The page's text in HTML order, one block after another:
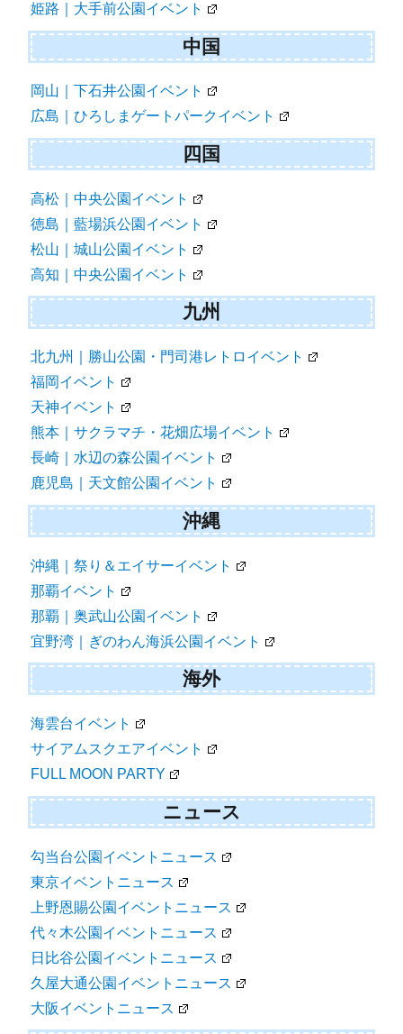
姫路｜大手前公園イベント
中国
岡山｜下石井公園イベント
広島｜ひろしまゲートパークイベント
四国
高松｜中央公園イベント
徳島｜藍場浜公園イベント
松山｜城山公園イベント
高知｜中央公園イベント
九州
北九州｜勝山公園・門司港レトロイベント
福岡イベント
天神イベント
熊本｜サクラマチ・花畑広場イベント
長崎｜水辺の森公園イベント
鹿児島｜天文館公園イベント
沖縄
沖縄｜祭り＆エイサーイベント
那覇イベント
那覇｜奥武山公園イベント
宜野湾｜ぎのわん海浜公園イベント
海外
海雲台イベント
サイアムスクエアイベント
FULL MOON PARTY
ニュース
勾当台公園イベントニュース
東京イベントニュース
上野恩賜公園イベントニュース
代々木公園イベントニュース
日比谷公園イベントニュース
久屋大通公園イベントニュース
大阪イベントニュース